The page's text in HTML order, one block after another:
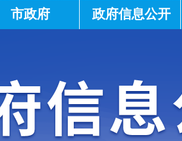
市政府 政府信息公开